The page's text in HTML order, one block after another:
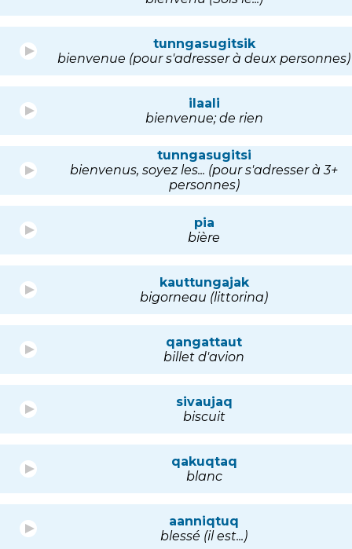
tunngasugitsik
bienvenue (pour s'adresser à deux personnes)
ilaali
bienvenue; de rien
tunngasugitsi
bienvenus, soyez les... (pour s'adresser à 3+
personnes)
pia
bière
kauttungajak
bigorneau (littorina)
qangattaut
billet d'avion
sivaujaq
biscuit
qakuqtaq
blanc
aanniqtuq
blessé (il est...)